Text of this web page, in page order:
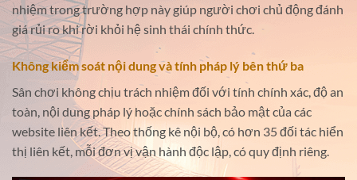
nhiệm trong trường hợp này giúp người chơi chủ động đánh
giá rủi ro khi rời khỏi hệ sinh thái chính thức.
Không kiểm soát nội dung và tính pháp lý bên thứ ba
Sân chơi không chịu trách nhiệm đối với tính chính xác, độ an
toàn, nội dung pháp lý hoặc chính sách bảo mật của các
website liên kết. Theo thống kê nội bộ, có hơn 35 đối tác hiển
thị liên kết, mỗi đơn vị vận hành độc lập, có quy định riêng.